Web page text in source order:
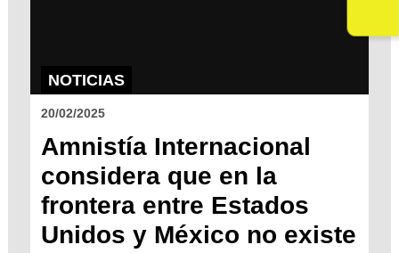
NOTICIAS
20/02/2025
Amnistía Internacional
considera que en la
frontera entre Estados
Unidos y México no existe